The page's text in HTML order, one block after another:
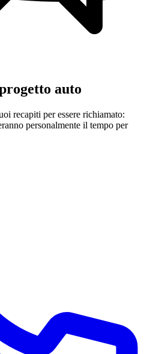
auto
recapiti per essere richiamato:
personalmente il tempo per